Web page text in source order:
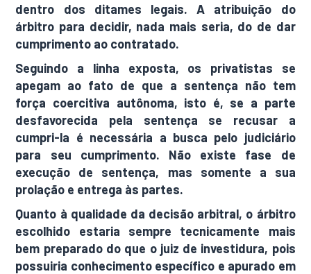
dentro dos ditames legais. A atribuição do
árbitro para decidir, nada mais seria, do de dar
cumprimento ao contratado.
Seguindo a linha exposta, os privatistas se
apegam ao fato de que a sentença não tem
força coercitiva autônoma, isto é, se a parte
desfavorecida pela sentença se recusar a
cumpri-la é necessária a busca pelo judiciário
para seu cumprimento. Não existe fase de
execução de sentença, mas somente a sua
prolação e entrega às partes.
Quanto à qualidade da decisão arbitral, o árbitro
escolhido estaria sempre tecnicamente mais
bem preparado do que o juiz de investidura, pois
possuiria conhecimento específico e apurado em